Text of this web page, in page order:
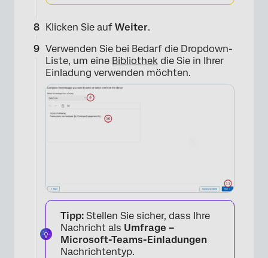
×
Klicken Sie auf Weiter.
Verwenden Sie bei Bedarf die Dropdown-
Liste, um eine Bibliothek die Sie in Ihrer
Einladung verwenden möchten.
Tipp: Stellen Sie sicher, dass Ihre
Nachricht als Umfrage –
Microsoft-Teams-Einladungen
Nachrichtentyp.